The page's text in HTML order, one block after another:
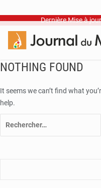
Dernière Mise à
NOTHING FOUND
It seems we can’t find what
help.